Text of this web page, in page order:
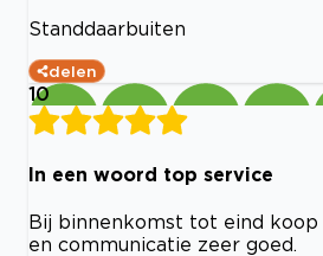
Standdaarbuiten
delen
10
In een woord top service
Bij binnenkomst tot eind koop
en communicatie zeer goed.